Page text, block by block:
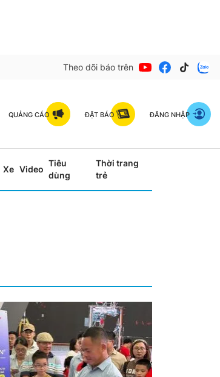
Theo dõi báo trên
QUẢNG CÁO ĐẶT BÁO ĐĂNG NHẬP
Xe Video
Tiêu
dùng
Thời trang
trẻ